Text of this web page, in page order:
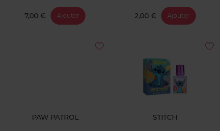
7,00 € Ajouter 2,00 € Ajouter
PAW PATROL STITCH